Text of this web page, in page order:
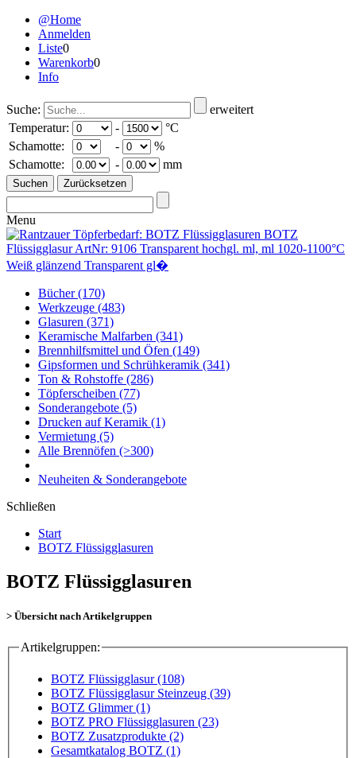
@Home
Anmelden
Liste0
Warenkorb0
Info
Suche:
erweitert
Temperatur:
-
°C
Schamotte:
-
%
Schamotte:
- mm
Menu
Bücher(170)
Werkzeuge (483)
Glasuren (371)
Keramische Malfarben (341)
Brennhilfsmittel und Öfen (149)
Gipsformen und Schrühkeramik (341)
Ton & Rohstoffe (286)
Töpferscheiben (77)
Sonderangebote (5)
Drucken auf Keramik (1)
Vermietung (5)
Alle Brennöfen (>300)
Neuheiten & Sonderangebote
Schließen
Start
BOTZ Flüssigglasuren
BOTZ Flüssigglasuren
> Übersicht nach Artikelgruppen
Artikelgruppen:
BOTZ Flüssigglasur (108)
BOTZ Flüssigglasur Steinzeug (39)
BOTZ Glimmer (1)
BOTZ PRO Flüssigglasuren (23)
BOTZ Zusatzprodukte (2)
Gesamtkatalog BOTZ (1)